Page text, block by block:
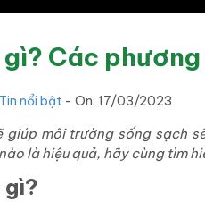
Các
Tin nổi bật - On: 17/03/2023
giúp môi trường sống sạch
là hiệu quả, hãy cùng tìm
gì?